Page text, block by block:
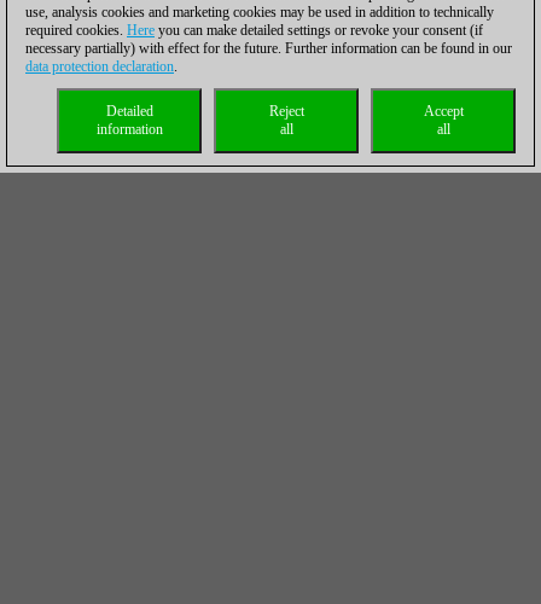
use, analysis cookies and marketing cookies may be used in addition to technically
required cookies. Here you can make detailed settings or revoke your consent (if
necessary partially) with effect for the future. Further information can be found in our
data protection declaration.
Accept
all
Reject
all
Detailed
information